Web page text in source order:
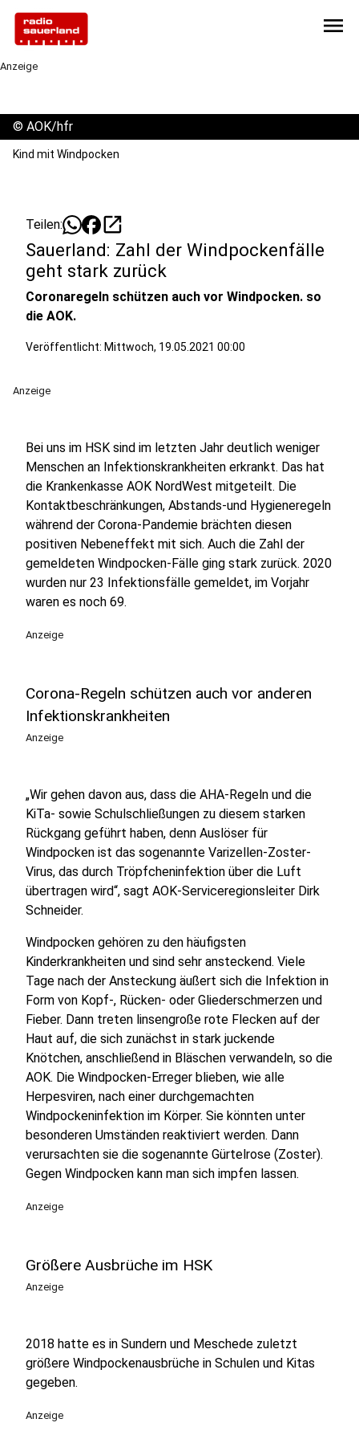
menu
Anzeige
© AOK/hfr
Kind mit Windpocken
Teilen: open_in_new
Sauerland: Zahl der Windpockenfälle
geht stark zurück
Coronaregeln schützen auch vor Windpocken. so
die AOK.
Veröffentlicht: Mittwoch, 19.05.2021 00:00
Anzeige
Bei uns im HSK sind im letzten Jahr deutlich weniger
Menschen an Infektionskrankheiten erkrankt. Das hat
die Krankenkasse AOK NordWest mitgeteilt. Die
Kontaktbeschränkungen, Abstands-und Hygieneregeln
während der Corona-Pandemie brächten diesen
positiven Nebeneffekt mit sich. Auch die Zahl der
gemeldeten Windpocken-Fälle ging stark zurück. 2020
wurden nur 23 Infektionsfälle gemeldet, im Vorjahr
waren es noch 69.
Anzeige
Corona-Regeln schützen auch vor anderen
Infektionskrankheiten
Anzeige
„Wir gehen davon aus, dass die AHA-Regeln und die
KiTa- sowie Schulschließungen zu diesem starken
Rückgang geführt haben, denn Auslöser für
Windpocken ist das sogenannte Varizellen-Zoster-
Virus, das durch Tröpfcheninfektion über die Luft
übertragen wird“, sagt AOK-Serviceregionsleiter Dirk
Schneider.
Windpocken gehören zu den häufigsten
Kinderkrankheiten und sind sehr ansteckend. Viele
Tage nach der Ansteckung äußert sich die Infektion in
Form von Kopf-, Rücken- oder Gliederschmerzen und
Fieber. Dann treten linsengroße rote Flecken auf der
Haut auf, die sich zunächst in stark juckende
Knötchen, anschließend in Bläschen verwandeln, so die
AOK. Die Windpocken-Erreger blieben, wie alle
Herpesviren, nach einer durchgemachten
Windpockeninfektion im Körper. Sie könnten unter
besonderen Umständen reaktiviert werden. Dann
verursachten sie die sogenannte Gürtelrose (Zoster).
Gegen Windpocken kann man sich impfen lassen.
Anzeige
Größere Ausbrüche im HSK
Anzeige
2018 hatte es in Sundern und Meschede zuletzt
größere Windpockenausbrüche in Schulen und Kitas
gegeben.
Anzeige